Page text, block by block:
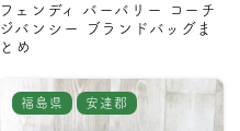
フェンディ バーバリー コーチ
ジバンシー ブランドバッグま
とめ
福島県 安達郡